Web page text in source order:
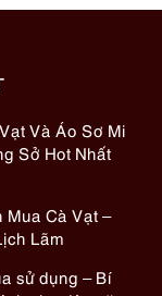
Và Áo Sơ Mi
Sở Hot Nhất
Mua Cà Vạt –
Lãm
sử dụng – Bí